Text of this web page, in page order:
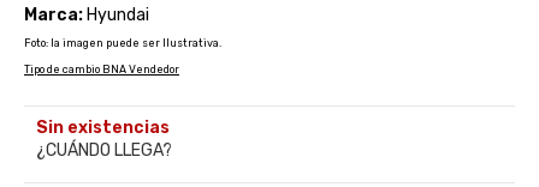
Marca: Hyundai
Foto: la imagen puede ser Ilustrativa.
Tipo de cambio BNA Vendedor
Sin existencias
¿CUÁNDO LLEGA?